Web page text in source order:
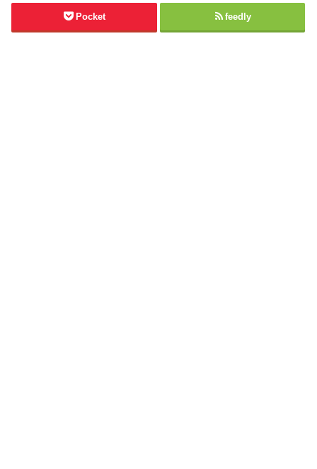
Pocket feedly